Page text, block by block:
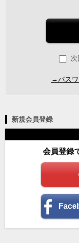
→パスワ
新規会員登録
会員登録